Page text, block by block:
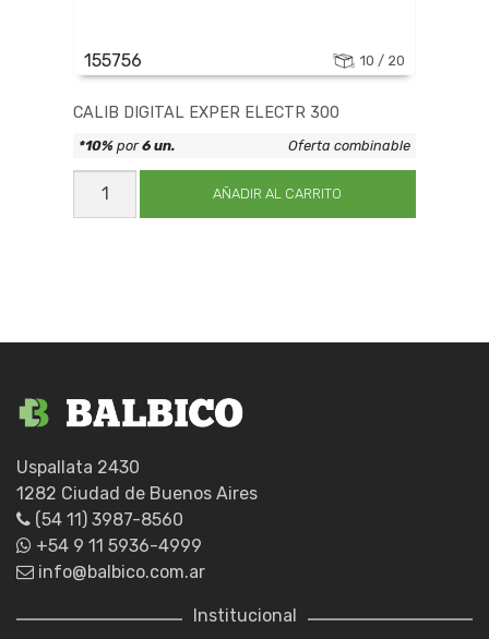
155756 10 / 20
CALIB DIGITAL EXPER ELECTR 300
CALIB
DIGITAL
EXPER
AÑADIR AL CARRITO
*10% por6 un. Oferta combinable
Uspallata 2430
1282 Ciudad de Buenos Aires
(54 11) 3987-8560
+54 9 11 5936-4999
info@balbico.com.ar
Institucional